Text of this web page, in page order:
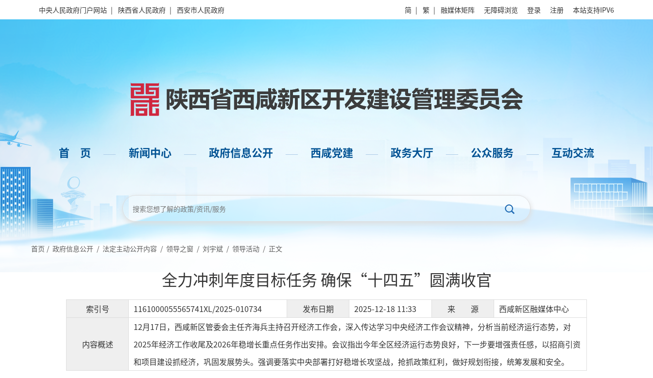
中央人民政府门户网站 | 陕西省人民政府 | 西安市人民政府 简 | 繁 | 融媒体矩阵 无障碍浏览 登录 注册 本站支持IPV6
首 页 —— 新闻中心 —— 政府信息公开 —— 西咸党建 —— 政务大厅 —— 公众服务 —— 互动交流
首页 / 政府信息公开 / 法定主动公开内容 / 领导之窗 / 刘宇斌 / 领导活动 / 正文
全力冲刺年度目标任务 确保“十四五”圆满收官
索引号 1161000055565741XL/2025-010734 发布日期 2025-12-18 11:33 来 源 西咸新区融媒体中心
内容概述
12月17日，西咸新区管委会主任齐海兵主持召开经济工作会，深入传达学习中央经济工作会议精神，分析当前经济运行态势，对
2025年经济工作收尾及2026年稳增长重点任务作出安排。会议指出今年全区经济运行态势良好，下一步要增强责任感，以招商引资
和项目建设抓经济，巩固发展势头。强调要落实中央部署打好稳增长攻坚战，抢抓政策红利，做好规划衔接，统筹发展和安全。